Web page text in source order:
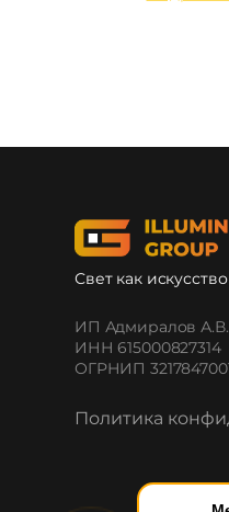
Свет как искусство
ИП Адмиралов А.В.
ИНН 615000827314
ОГРНИП
Политика